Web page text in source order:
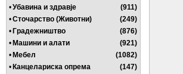
•Убавина и здравје
(911)
•Сточарство (Животни)
(249)
• Градежништво
(876)
• Машини и алати
(921)
• Мебел
(1082)
• Канцелариска опрема
(147)